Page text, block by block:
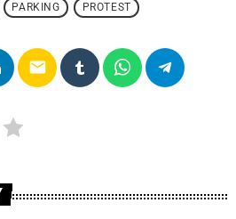
PARKING PROTEST
email